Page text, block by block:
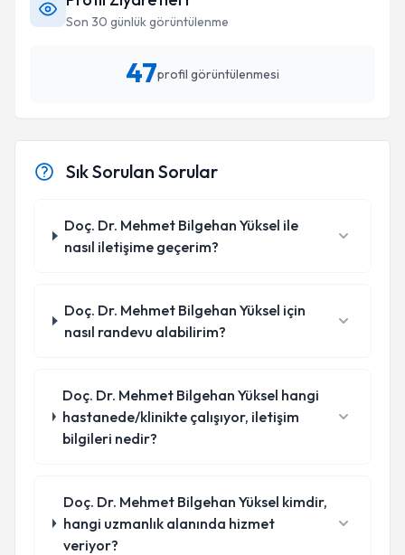
Son 30 günlük görüntülenme
47profil görüntülenmesi
Sık Sorulan Sorular
Doç. Dr. Mehmet Bilgehan Yüksel ile
nasıl iletişime geçerim?
Doç. Dr. Mehmet Bilgehan Yüksel için
nasıl randevu alabilirim?
Doç. Dr. Mehmet Bilgehan Yüksel hangi
hastanede/klinikte çalışıyor, iletişim
bilgileri nedir?
Doç. Dr. Mehmet Bilgehan Yüksel kimdir,
hangi uzmanlık alanında hizmet
veriyor?